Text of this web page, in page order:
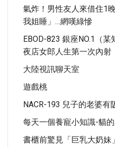
氣炸！男性友人來借住1
我姐睡」…網嘆綠慘
EBOD-823 銀座NO.1（
夜店女郎人生第一次內射
大陸視訊聊天室
遊戲桃
NACR-193 兒子的老婆有
每天一個養寵小知識-貓
書櫃前驚見「巨乳大奶